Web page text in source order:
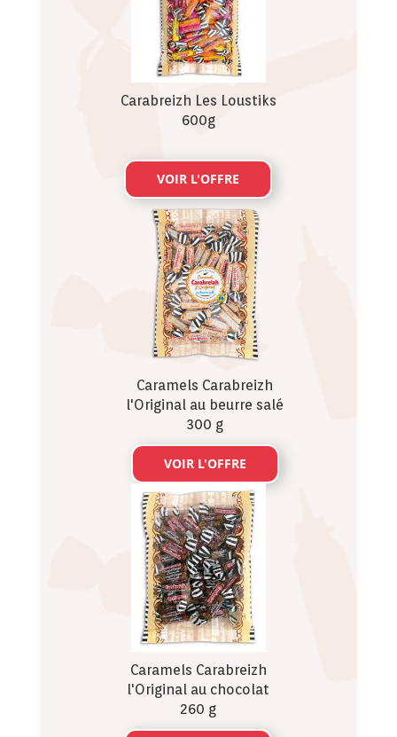
Carabreizh Les Loustiks
600g
VOIR L'OFFRE
Caramels Carabreizh
l'Original au beurre salé
300 g
VOIR L'OFFRE
Caramels Carabreizh
l'Original au chocolat
260 g